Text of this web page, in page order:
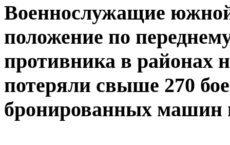
Военнослужащие
положение по
противника в районах
потеряли свыше 270
бронированных машин